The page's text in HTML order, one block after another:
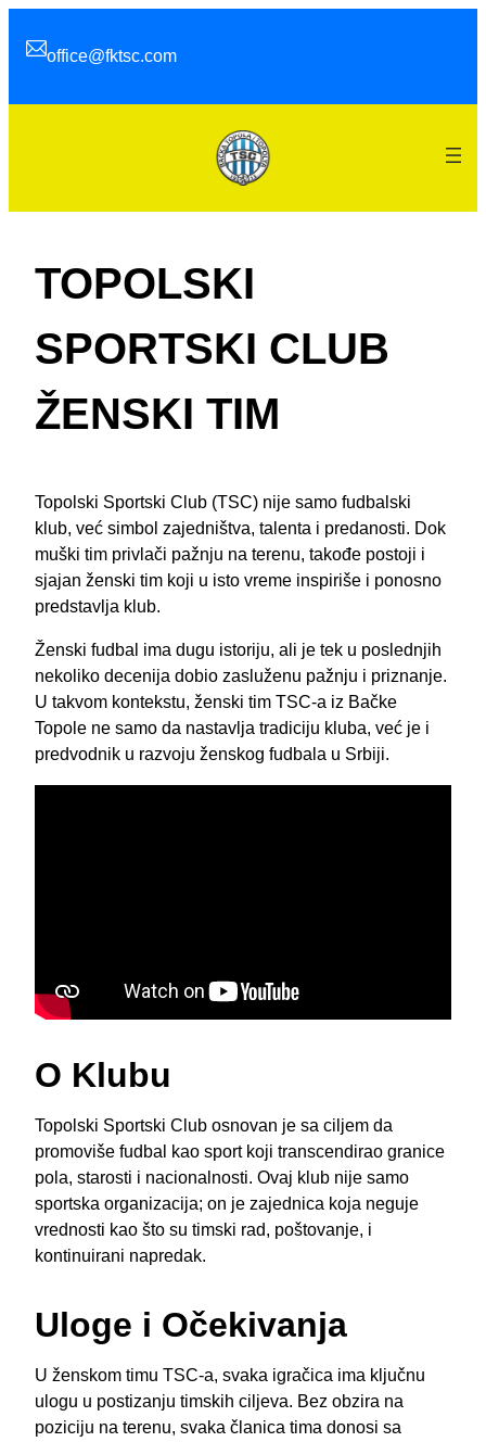
office@fktsc.com
TOPOLSKI
SPORTSKI CLUB
ŽENSKI TIM
Topolski Sportski Club (TSC) nije samo fudbalski
klub, već simbol zajedništva, talenta i predanosti. Dok
muški tim privlači pažnju na terenu, takođe postoji i
sjajan ženski tim koji u isto vreme inspiriše i ponosno
predstavlja klub.
Ženski fudbal ima dugu istoriju, ali je tek u poslednjih
nekoliko decenija dobio zasluženu pažnju i priznanje.
U takvom kontekstu, ženski tim TSC-a iz Bačke
Topole ne samo da nastavlja tradiciju kluba, već je i
predvodnik u razvoju ženskog fudbala u Srbiji.
O Klubu
Topolski Sportski Club osnovan je sa ciljem da
promoviše fudbal kao sport koji transcendirao granice
pola, starosti i nacionalnosti. Ovaj klub nije samo
sportska organizacija; on je zajednica koja neguje
vrednosti kao što su timski rad, poštovanje, i
kontinuirani napredak.
Uloge i Očekivanja
U ženskom timu TSC-a, svaka igračica ima ključnu
ulogu u postizanju timskih ciljeva. Bez obzira na
poziciju na terenu, svaka članica tima donosi sa